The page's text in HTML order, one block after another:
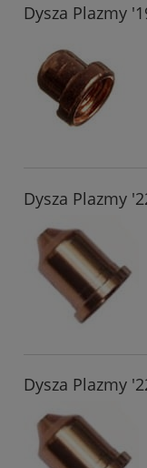
Dysza Plazmy
Dysza Plazmy
Dysza Plazmy